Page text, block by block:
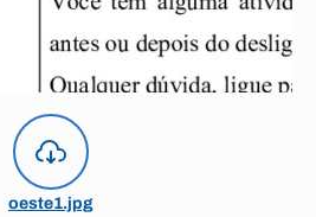
oeste1.jpg